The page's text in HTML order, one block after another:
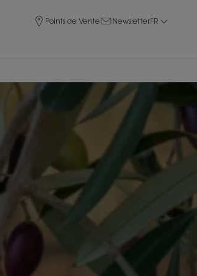
Points de Vente NewsletterFR